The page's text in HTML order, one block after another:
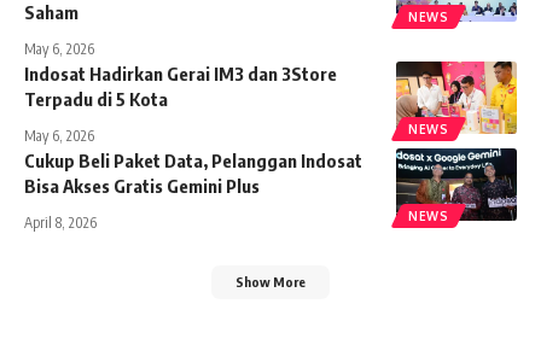
NEWS
Saham
May 6, 2026
NEWS
Indosat Hadirkan Gerai IM3 dan 3Store
Terpadu di 5 Kota
May 6, 2026
NEWS
Cukup Beli Paket Data, Pelanggan Indosat
Bisa Akses Gratis Gemini Plus
April 8, 2026
Show More